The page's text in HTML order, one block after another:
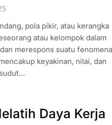
pola pikir, atau kerangka
atau kelompok dalam
merespons suatu fenomena
keyakinan, nilai, dan
Daya Kerja